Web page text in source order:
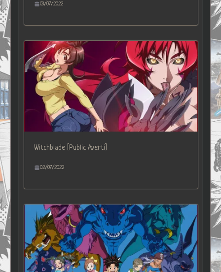
03/07/2022
Witchblade [Public Averti]
02/07/2022